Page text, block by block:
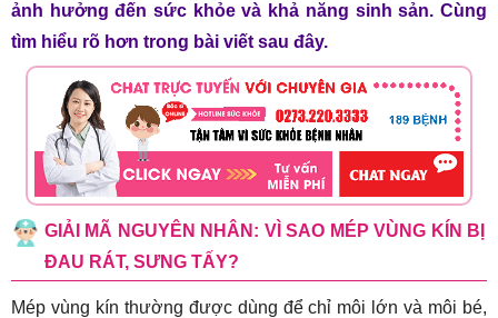
ảnh hưởng đến sức khỏe và khả năng sinh sản. Cùng
tìm hiểu rõ hơn trong bài viết sau đây.
GIẢI MÃ NGUYÊN NHÂN: VÌ SAO MÉP VÙNG KÍN BỊ
ĐAU RÁT, SƯNG TẤY?
Mép vùng kín thường được dùng để chỉ môi lớn và môi bé,